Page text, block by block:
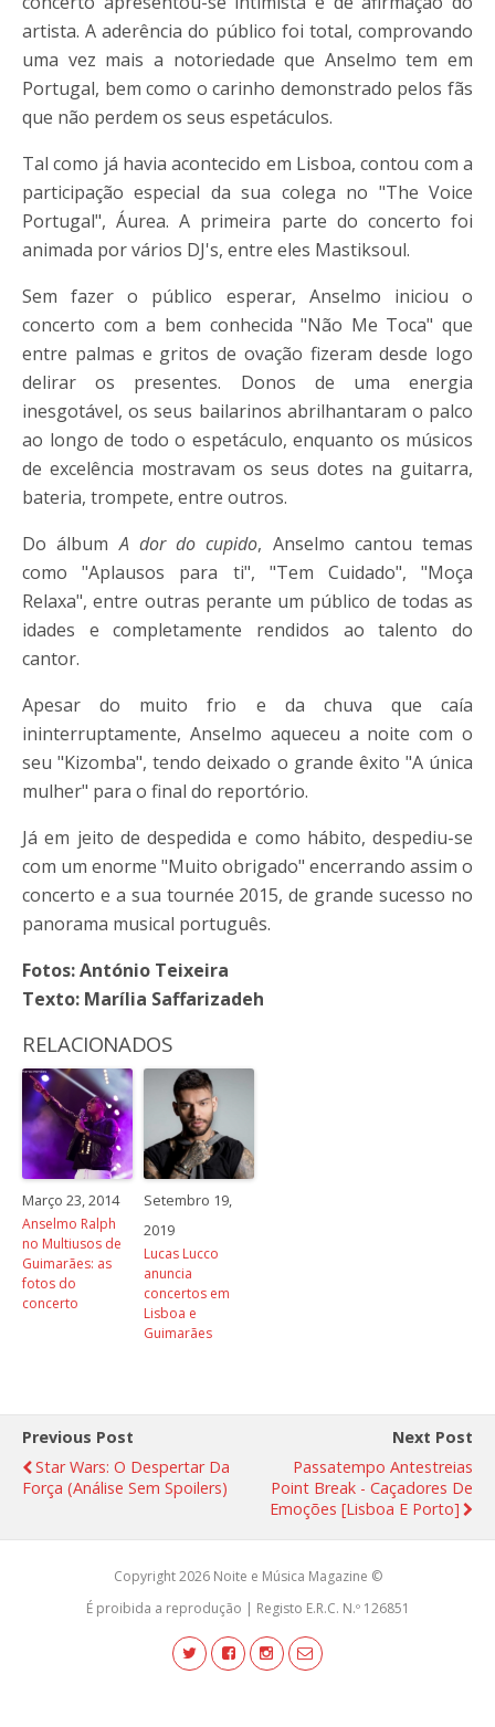
artista. A aderência do público foi total, comprovando
uma vez mais a notoriedade que Anselmo tem em
Portugal, bem como o carinho demonstrado pelos fãs
que não perdem os seus espetáculos.
Tal como já havia acontecido em Lisboa, contou com a
participação especial da sua colega no "The Voice
Portugal", Áurea. A primeira parte do concerto foi
animada por vários DJ's, entre eles Mastiksoul.
Sem fazer o público esperar, Anselmo iniciou o
concerto com a bem conhecida "Não Me Toca" que
entre palmas e gritos de ovação fizeram desde logo
delirar os presentes. Donos de uma energia
inesgotável, os seus bailarinos abrilhantaram o palco
ao longo de todo o espetáculo, enquanto os músicos
de excelência mostravam os seus dotes na guitarra,
bateria, trompete, entre outros.
Do álbumA dor do cupido, Anselmo cantou temas
como "Aplausos para ti", "Tem Cuidado", "Moça
Relaxa", entre outras perante um público de todas as
idades e completamente rendidos ao talento do
cantor.
Apesar do muito frio e da chuva que caía
ininterruptamente, Anselmo aqueceu a noite com o
seu "Kizomba", tendo deixado o grande êxito "A única
mulher" para o final do reportório.
Já em jeito de despedida e como hábito, despediu-se
com um enorme "Muito obrigado" encerrando assim o
concerto e a sua tournée 2015, de grande sucesso no
panorama musical português.
Fotos: António Teixeira
Texto: Marília Saffarizadeh
RELACIONADOS
Março 23, 2014
Anselmo Ralph
no Multiusos de
Guimarães: as
fotos do
concerto
Setembro 19,
2019
Lucas Lucco
anuncia
concertos em
Lisboa e
Guimarães
Previous Post
Star Wars: O Despertar Da
Força (análise Sem Spoilers)
Next Post
Passatempo Antestreias
Point Break - Caçadores De
Emoções [Lisboa E Porto]
Copyright 2026 Noite e Música Magazine ©
É proibida a reprodução | Registo E.R.C. N.º 126851